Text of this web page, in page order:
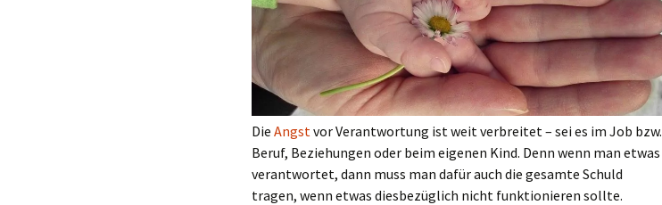
Die Angst vor Verantwortung ist weit verbreitet – sei es im Job bzw.
Beruf, Beziehungen oder beim eigenen Kind. Denn wenn man etwas
verantwortet, dann muss man dafür auch die gesamte Schuld
tragen, wenn etwas diesbezüglich nicht funktionieren sollte.